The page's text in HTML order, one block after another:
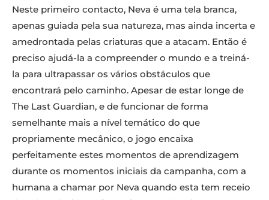
Neste primeiro contacto, Neva é uma tela branca,
apenas guiada pela sua natureza, mas ainda incerta e
amedrontada pelas criaturas que a atacam. Então é
preciso ajudá-la a compreender o mundo e a treiná-
la para ultrapassar os vários obstáculos que
encontrará pelo caminho. Apesar de estar longe de
The Last Guardian, e de funcionar de forma
semelhante mais a nível temático do que
propriamente mecânico, o jogo encaixa
perfeitamente estes momentos de aprendizagem
durante os momentos iniciais da campanha, com a
humana a chamar por Neva quando esta tem receio